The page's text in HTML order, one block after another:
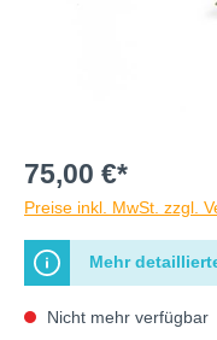
75,00 €*
Preise inkl. MwSt. zzgl.
Mehr
Nicht mehr verfügbar